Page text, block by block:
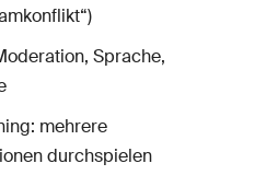
Sprache,
mehrere
durchspielen